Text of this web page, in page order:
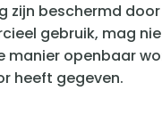
zijn beschermd
gebruik, mag
openbaar
heeft gegeven.